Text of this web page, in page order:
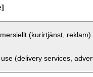
(kurirtjänst, reklam)
(delivery services,